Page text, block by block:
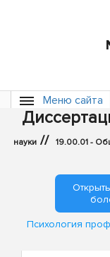
Меню сайта
науки // 19.00.01 -
Психология